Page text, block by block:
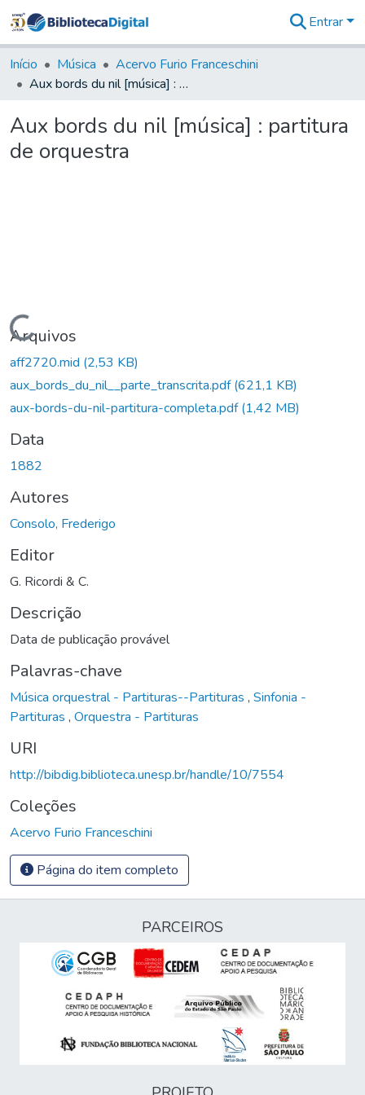
&
Coleções
Tudo na
Digital
Entrar
Início Música
Acervo Furio Franceschini
Aux bords du nil [música] : partitura de orquestra
Aux bords du nil [música] : partitura
de orquestra
Carregando...
Arquivos
aff2720.mid (2,53 KB)
aux_bords_du_nil__parte_transcrita.pdf(621,1 KB)
aux-bords-du-nil-partitura-completa.pdf(1,42 MB)
Data
1882
Autores
Consolo, Frederigo
Editor
G. Ricordi & C.
Descrição
Data de publicação provável
Palavras-chave
Música orquestral - Partituras--Partituras , Sinfonia -
Partituras , Orquestra - Partituras
URI
http://bibdig.biblioteca.unesp.br/handle/10/7554
Coleções
Acervo Furio Franceschini
Página do item completo
PARCEIROS